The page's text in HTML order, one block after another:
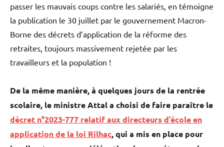
passer les mauvais coups contre les salariés, en témoigne
la publication le 30 juillet par le gouvernement Macron-
Borne des décrets d’application de la réforme des
retraites, toujours massivement rejetée par les
travailleurs et la population !
De la même manière, à quelques jours de la rentrée
scolaire, le ministre Attal a choisi de faire paraître le
décret n°2023-777 relatif aux directeurs d’école en
application de la loi Rilhac, qui a mis en place pour